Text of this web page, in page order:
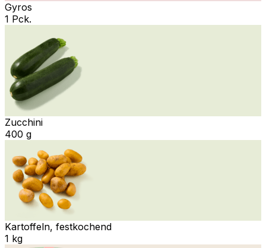
Gyros
1 Pck.
Zucchini
400 g
Kartoffeln, festkochend
1 kg